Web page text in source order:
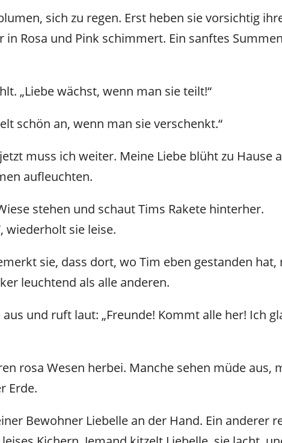
sich zu regen. Erst heben sie vorsichtig
in Rosa und Pink schimmert. Ein sanftes
„Liebe wächst, wenn man sie teilt!“
schön an, wenn man sie verschenkt.“
muss ich weiter. Meine Liebe blüht zu Hause
aufleuchten.
stehen und schaut Tims Rakete hinterher.
wiederholt sie leise.
sie, dass dort, wo Tim eben gestanden
leuchtend als alle anderen.
und ruft laut: „Freunde! Kommt alle her! Ich
rosa Wesen herbei. Manche sehen müde aus,
Erde.
Bewohner Liebelle an der Hand. Ein anderer